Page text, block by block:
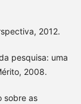
2012.
pesquisa: uma
2008.
sobre as